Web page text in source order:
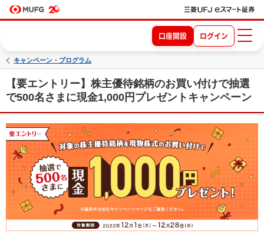
口座開設 ログイン
キャンペーン・プログラム
【要エントリー】株主優待銘柄のお買い付けで抽選
で500名さまに現金1,000円プレゼントキャンペーン